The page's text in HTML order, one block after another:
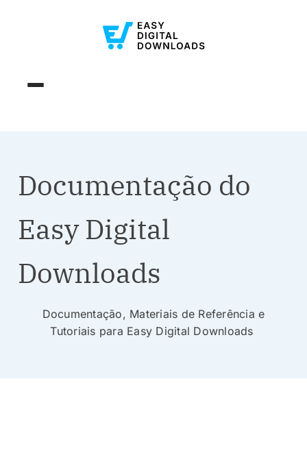
Documentação do
Easy Digital
Downloads
Documentação, Materiais de Referência e
Tutoriais para Easy Digital Downloads